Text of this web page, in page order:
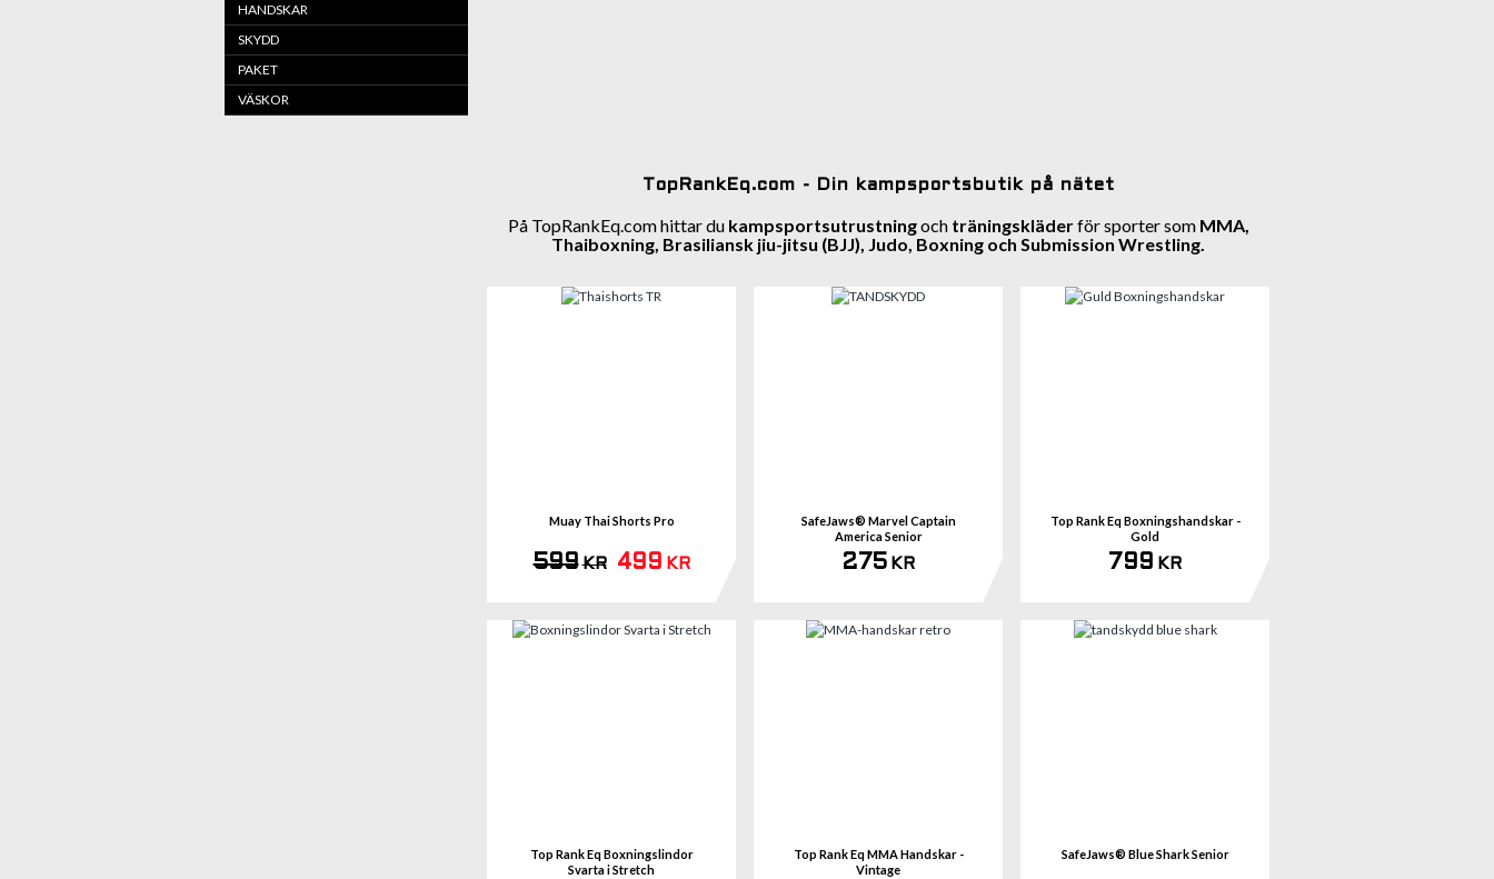
HANDSKAR
SKYDD
PAKET
VÄSKOR
TopRankEq.com - Din kampsportsbutik på nätet
På TopRankEq.com hittar du kampsportsutrustningochträningskläderför sporter som MMA,
Thaiboxning, Brasiliansk jiu-jitsu (BJJ), Judo, Boxning och Submission Wrestling.
Muay Thai Shorts Pro
599 KR 499 KR
SafeJaws® Marvel Captain
America Senior
275 KR
Top Rank Eq Boxningshandskar -
Gold
799 KR
Top Rank Eq Boxningslindor
Svarta i Stretch
Top Rank Eq MMA Handskar -
Vintage
SafeJaws® Blue Shark Senior